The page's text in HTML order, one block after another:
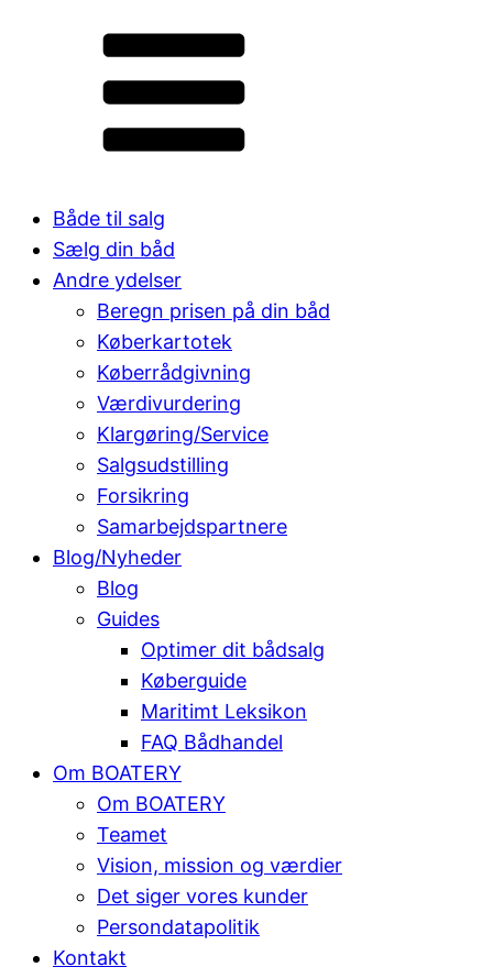
Både til salg
Sælg din båd
Andre ydelser
Beregn prisen på din båd
Køberkartotek
Køberrådgivning
Værdivurdering
Klargøring/Service
Salgsudstilling
Forsikring
Samarbejdspartnere
Blog/Nyheder
Blog
Guides
Optimer dit bådsalg
Køberguide
Maritimt Leksikon
FAQ Bådhandel
Om BOATERY
Om BOATERY
Teamet
Vision, mission og værdier
Det siger vores kunder
Persondatapolitik
Kontakt